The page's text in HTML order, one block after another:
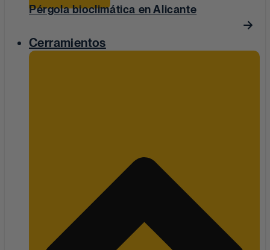
Pérgola bioclimática en Alicante
Cerramientos